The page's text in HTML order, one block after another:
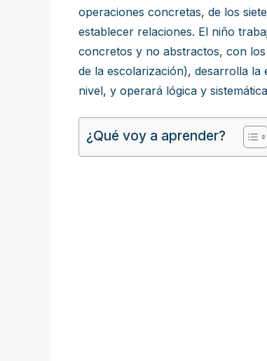
operaciones concretas, de los
establecer relaciones. El niño
concretos y no abstractos, con
de la escolarización), desarrolla la
nivel, y operará lógica y
¿Qué voy a aprender?